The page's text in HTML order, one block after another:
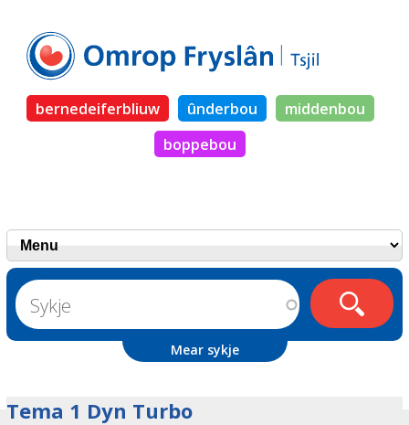
bernedeiferbliuw ûnderbou
middenbou
boppebou
Mear sykje
Tema 1 Dyn Turbo